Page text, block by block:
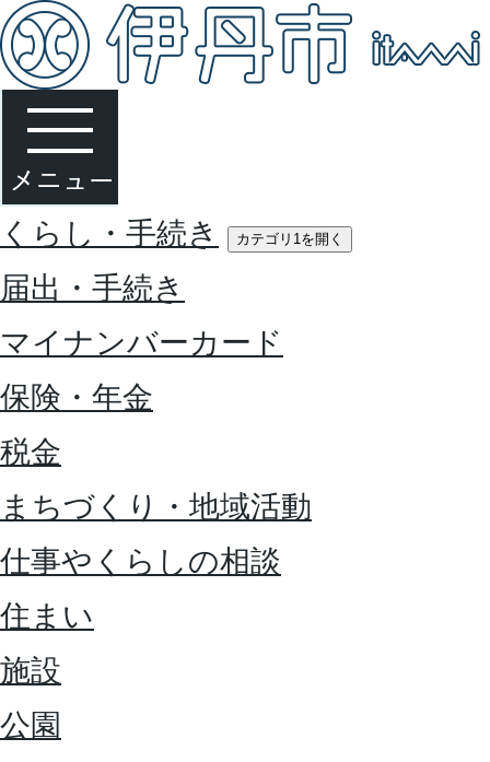
くらし・手続き カテゴリ1を開く
届出・手続き
マイナンバーカード
保険・年金
税金
まちづくり・地域活動
仕事やくらしの相談
住まい
施設
公園